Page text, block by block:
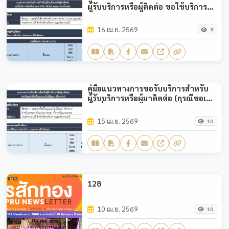
ผู้รับบริการหรือผู้ติดต่อ ขอใช้บริการ
น้ำเพชร
16 เม.ย. 2569 9
คู่มือแนวทางการขอรับบริการสำหรับ
ผู้รับบริการหรือผู้มาติดต่อ (กรณีขอเช่า
15 เม.ย. 2569 10
128
10 เม.ย. 2569 10